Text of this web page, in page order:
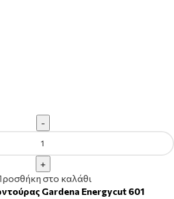
στο καλάθι
Gardena Energycut 601